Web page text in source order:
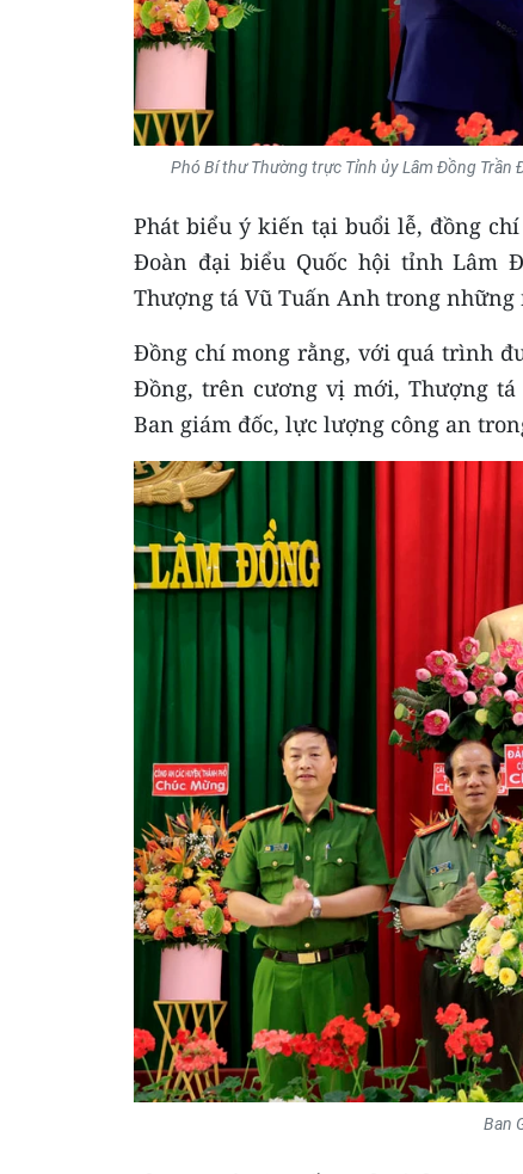
Phó Bí thư Thường trực Tỉnh ủy Lâm Đồng Trần
Phát biểu ý kiến tại buổi lễ, đồng
Đoàn đại biểu Quốc hội tỉnh Lâm
Thượng tá Vũ Tuấn Anh trong những
Đồng chí mong rằng, với quá trình
Đồng, trên cương vị mới, Thượng
Ban giám đốc, lực lượng công an
Ban